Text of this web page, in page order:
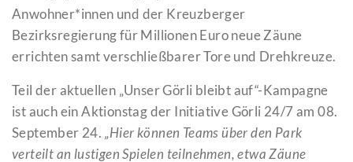
Anwohner*innen und der Kreuzberger
Bezirksregierung für Millionen Euro neue Zäune
errichten samt verschließbarer Tore und Drehkreuze.
Teil der aktuellen „Unser Görli bleibt auf“-Kampagne
ist auch ein Aktionstag der Initiative Görli 24/7 am 08.
September 24. „Hier können Teams über den Park
verteilt an lustigen Spielen teilnehmen, etwa Zäune